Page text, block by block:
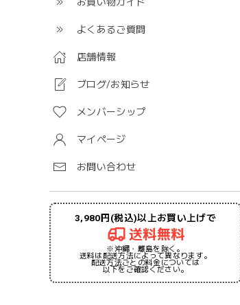
よくあるご質問
店舗情報
ブログ/お知らせ
メンバーシップ
マイページ
お問い合わせ
3,980円(税込)以上お買い上げで
送料無料
※沖縄・離島を除く。
送料は配送方法によって異なります。
配送方法ごとの料金については
以下をご確認ください。